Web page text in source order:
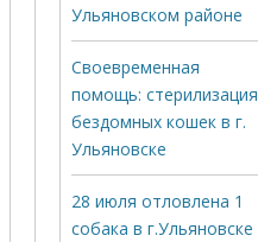
Ульяновском районе
Своевременная
помощь: стерилизация
бездомных кошек в г.
Ульяновске
28 июля отловлена 1
собака в г.Ульяновске